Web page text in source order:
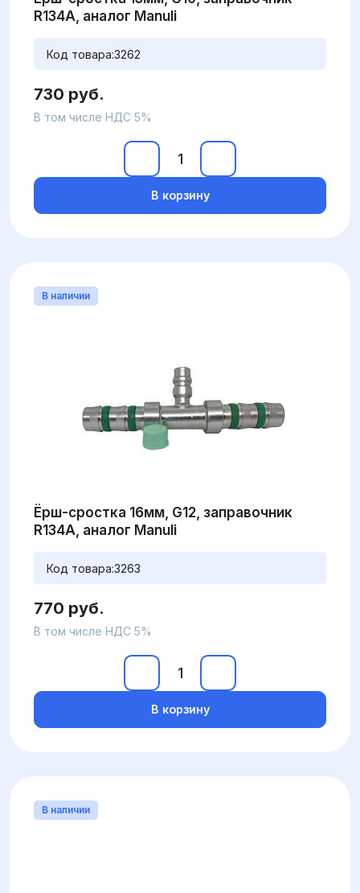
R134А, аналог Manuli
Код товара:3262
730 руб.
В том числе НДС 5%
В корзину
В наличии
Ёрш-сростка 16мм, G12, заправочник
R134А, аналог Manuli
Код товара:3263
770 руб.
В том числе НДС 5%
В корзину
В наличии